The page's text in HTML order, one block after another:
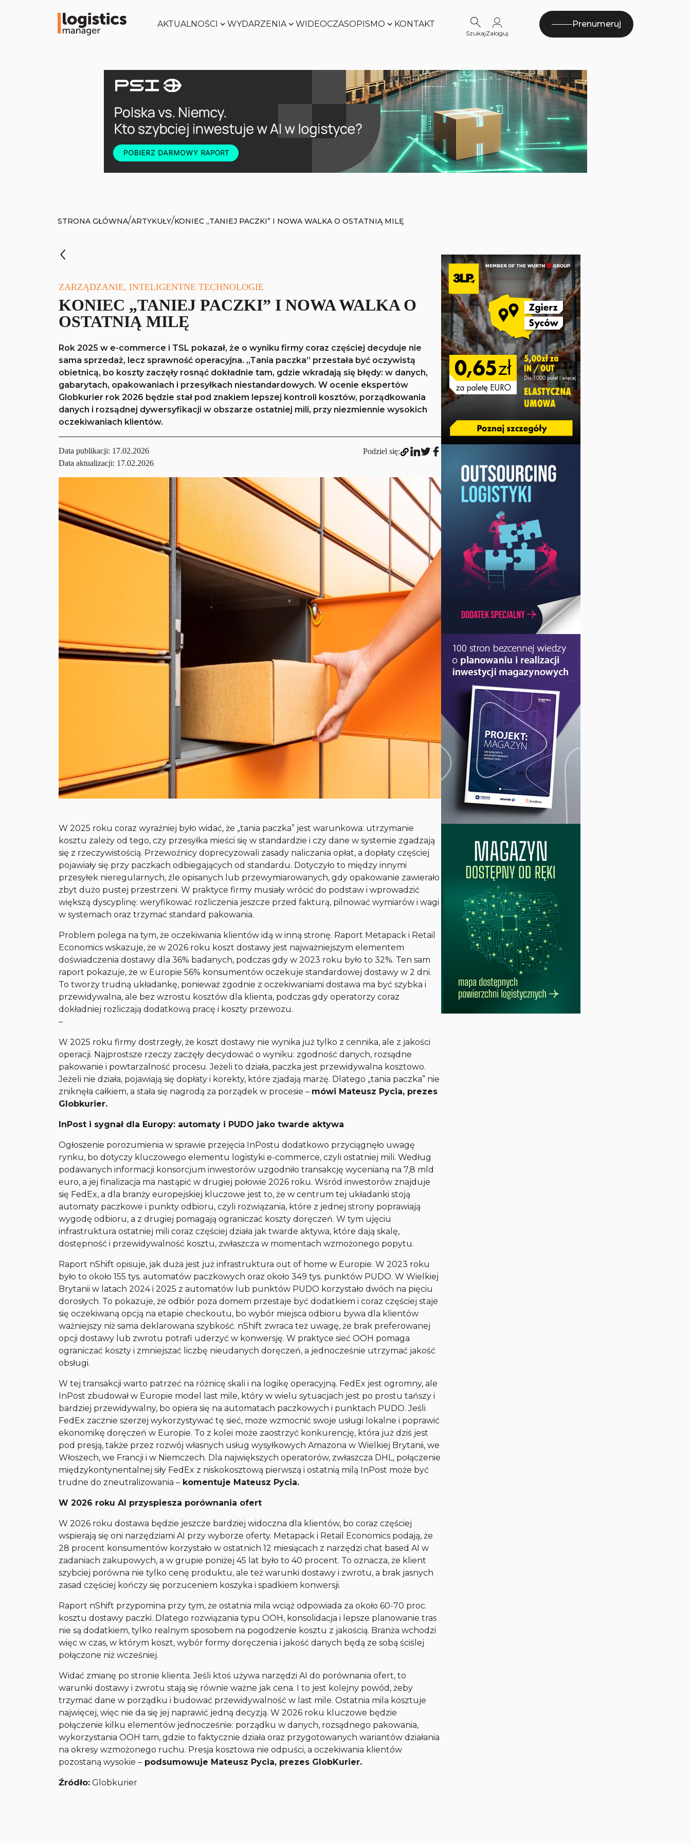
AKTUALNOŚCI WYDARZENIA
Zobacz
WIDEOCZASOPISMO
Zobacz
KONTAKT
SzukajZaloguj
Prenumeruj
Zobacz
STRONA GŁÓWNA/ARTYKUŁY/KONIEC „TANIEJ PACZKI” I NOWA WALKA O OSTATNIĄ MILĘ
ZARZĄDZANIE, INTELIGENTNE TECHNOLOGIE
KONIEC „TANIEJ PACZKI” I NOWA WALKA O
OSTATNIĄ MILĘ
Rok 2025 w e-commerce i TSL pokazał, że o wyniku firmy coraz częściej decyduje nie
sama sprzedaż, lecz sprawność operacyjna. „Tania paczka” przestała być oczywistą
obietnicą, bo koszty zaczęły rosnąć dokładnie tam, gdzie wkradają się błędy: w danych,
gabarytach, opakowaniach i przesyłkach niestandardowych. W ocenie ekspertów
Globkurier rok 2026 będzie stał pod znakiem lepszej kontroli kosztów, porządkowania
danych i rozsądnej dywersyfikacji w obszarze ostatniej mili, przy niezmiennie wysokich
oczekiwaniach klientów.
Data publikacji: 17.02.2026
Data aktualizacji: 17.02.2026
Podziel się:
W 2025 roku coraz wyraźniej było widać, że „tania paczka” jest warunkowa: utrzymanie
kosztu zależy od tego, czy przesyłka mieści się w standardzie i czy dane w systemie zgadzają
się z rzeczywistością. Przewoźnicy doprecyzowali zasady naliczania opłat, a dopłaty częściej
pojawiały się przy paczkach odbiegających od standardu. Dotyczyło to między innymi
przesyłek nieregularnych, źle opisanych lub przewymiarowanych, gdy opakowanie zawierało
zbyt dużo pustej przestrzeni. W praktyce firmy musiały wrócić do podstaw i wprowadzić
większą dyscyplinę: weryfikować rozliczenia jeszcze przed fakturą, pilnować wymiarów i wagi
w systemach oraz trzymać standard pakowania.
Problem polega na tym, że oczekiwania klientów idą w inną stronę. Raport Metapack i Retail
Economics wskazuje, że w 2026 roku koszt dostawy jest najważniejszym elementem
doświadczenia dostawy dla 36% badanych, podczas gdy w 2023 roku było to 32%. Ten sam
raport pokazuje, że w Europie 56% konsumentów oczekuje standardowej dostawy w 2 dni.
To tworzy trudną układankę, ponieważ zgodnie z oczekiwaniami dostawa ma być szybka i
przewidywalna, ale bez wzrostu kosztów dla klienta, podczas gdy operatorzy coraz
dokładniej rozliczają dodatkową pracę i koszty przewozu.
–
W 2025 roku firmy dostrzegły, że koszt dostawy nie wynika już tylko z cennika, ale z jakości
operacji. Najprostsze rzeczy zaczęły decydować o wyniku: zgodność danych, rozsądne
pakowanie i powtarzalność procesu. Jeżeli to działa, paczka jest przewidywalna kosztowo.
Jeżeli nie działa, pojawiają się dopłaty i korekty, które zjadają marżę. Dlatego „tania paczka” nie
zniknęła całkiem, a stała się nagrodą za porządek w procesie – mówi Mateusz Pycia, prezes
Globkurier.
InPost i sygnał dla Europy: automaty i PUDO jako twarde aktywa
Ogłoszenie porozumienia w sprawie przejęcia InPostu dodatkowo przyciągnęło uwagę
rynku, bo dotyczy kluczowego elementu logistyki e-commerce, czyli ostatniej mili. Według
podawanych informacji konsorcjum inwestorów uzgodniło transakcję wycenianą na 7,8 mld
euro, a jej finalizacja ma nastąpić w drugiej połowie 2026 roku. Wśród inwestorów znajduje
się FedEx, a dla branży europejskiej kluczowe jest to, że w centrum tej układanki stoją
automaty paczkowe i punkty odbioru, czyli rozwiązania, które z jednej strony poprawiają
wygodę odbioru, a z drugiej pomagają ograniczać koszty doręczeń. W tym ujęciu
infrastruktura ostatniej mili coraz częściej działa jak twarde aktywa, które dają skalę,
dostępność i przewidywalność kosztu, zwłaszcza w momentach wzmożonego popytu.
Raport nShift opisuje, jak duża jest już infrastruktura out of home w Europie. W 2023 roku
było to około 155 tys. automatów paczkowych oraz około 349 tys. punktów PUDO. W Wielkiej
Brytanii w latach 2024 i 2025 z automatów lub punktów PUDO korzystało dwóch na pięciu
dorosłych. To pokazuje, że odbiór poza domem przestaje być dodatkiem i coraz częściej staje
się oczekiwaną opcją na etapie checkoutu, bo wybór miejsca odbioru bywa dla klientów
ważniejszy niż sama deklarowana szybkość. nShift zwraca też uwagę, że brak preferowanej
opcji dostawy lub zwrotu potrafi uderzyć w konwersję. W praktyce sieć OOH pomaga
ograniczać koszty i zmniejszać liczbę nieudanych doręczeń, a jednocześnie utrzymać jakość
obsługi.
W tej transakcji warto patrzeć na różnicę skali i na logikę operacyjną. FedEx jest ogromny, ale
InPost zbudował w Europie model last mile, który w wielu sytuacjach jest po prostu tańszy i
bardziej przewidywalny, bo opiera się na automatach paczkowych i punktach PUDO. Jeśli
FedEx zacznie szerzej wykorzystywać tę sieć, może wzmocnić swoje usługi lokalne i poprawić
ekonomikę doręczeń w Europie. To z kolei może zaostrzyć konkurencję, która już dziś jest
pod presją, także przez rozwój własnych usług wysyłkowych Amazona w Wielkiej Brytanii, we
Włoszech, we Francji i w Niemczech. Dla największych operatorów, zwłaszcza DHL, połączenie
międzykontynentalnej siły FedEx z niskokosztową pierwszą i ostatnią milą InPost może być
trudne do zneutralizowania – komentuje Mateusz Pycia.
W 2026 roku AI przyspiesza porównania ofert
W 2026 roku dostawa będzie jeszcze bardziej widoczna dla klientów, bo coraz częściej
wspierają się oni narzędziami AI przy wyborze oferty. Metapack i Retail Economics podają, że
28 procent konsumentów korzystało w ostatnich 12 miesiącach z narzędzi chat based AI w
zadaniach zakupowych, a w grupie poniżej 45 lat było to 40 procent. To oznacza, że klient
szybciej porówna nie tylko cenę produktu, ale też warunki dostawy i zwrotu, a brak jasnych
zasad częściej kończy się porzuceniem koszyka i spadkiem konwersji.
Raport nShift przypomina przy tym, że ostatnia mila wciąż odpowiada za około 60-70 proc.
kosztu dostawy paczki. Dlatego rozwiązania typu OOH, konsolidacja i lepsze planowanie tras
nie są dodatkiem, tylko realnym sposobem na pogodzenie kosztu z jakością. Branża wchodzi
więc w czas, w którym koszt, wybór formy doręczenia i jakość danych będą ze sobą ściślej
połączone niż wcześniej.
Widać zmianę po stronie klienta. Jeśli ktoś używa narzędzi AI do porównania ofert, to
warunki dostawy i zwrotu stają się równie ważne jak cena. I to jest kolejny powód, żeby
trzymać dane w porządku i budować przewidywalność w last mile. Ostatnia mila kosztuje
najwięcej, więc nie da się jej naprawić jedną decyzją. W 2026 roku kluczowe będzie
połączenie kilku elementów jednocześnie: porządku w danych, rozsądnego pakowania,
wykorzystania OOH tam, gdzie to faktycznie działa oraz przygotowanych wariantów działania
na okresy wzmożonego ruchu. Presja kosztowa nie odpuści, a oczekiwania klientów
pozostaną wysokie – podsumowuje Mateusz Pycia, prezes GlobKurier.
Źródło: Globkurier